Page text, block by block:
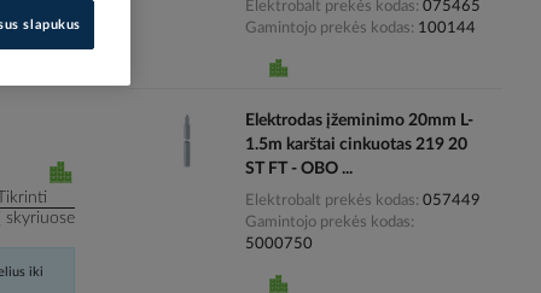
skyriuose
iki
Elektrobalt prekės kodas 075465
Gamintojo prekės kodas
100144
Elektrodas įžeminimo 20mm L-
1.5m karštai cinkuotas 219 20
ST FT - OBO ...
Elektrobalt prekės kodas 057449
Gamintojo prekės kodas
5000750
slapukus